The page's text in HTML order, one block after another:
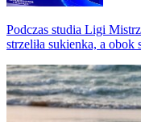
Podczas studia Ligi
strzeliła sukienka, a obok